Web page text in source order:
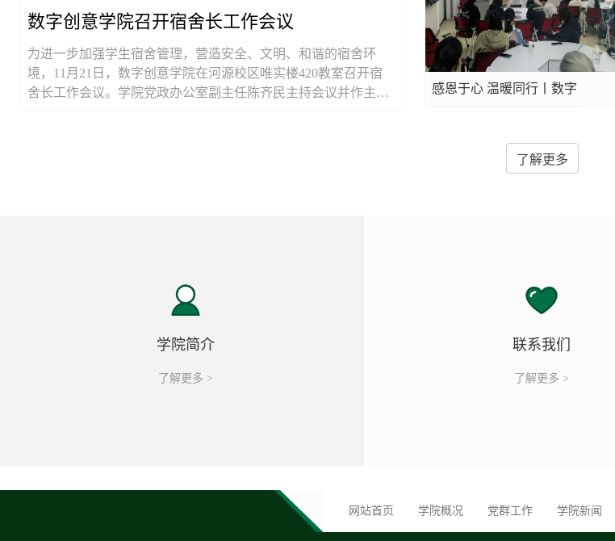
数字创意学院召开宿舍长工作会议
为进一步加强学生宿舍管理，营造安全、文明、和谐的宿舍环
境，11月21日，数字创意学院在河源校区唯实楼420教室召开宿
舍长工作会议。学院党政办公室副主任陈齐民主持会议并作主题
感恩于心 温暖同行丨数字
了解更多
学院简介
了解更多 >
联系我们
了解更多 >
网站首页 学院概况 党群工作 学院新闻